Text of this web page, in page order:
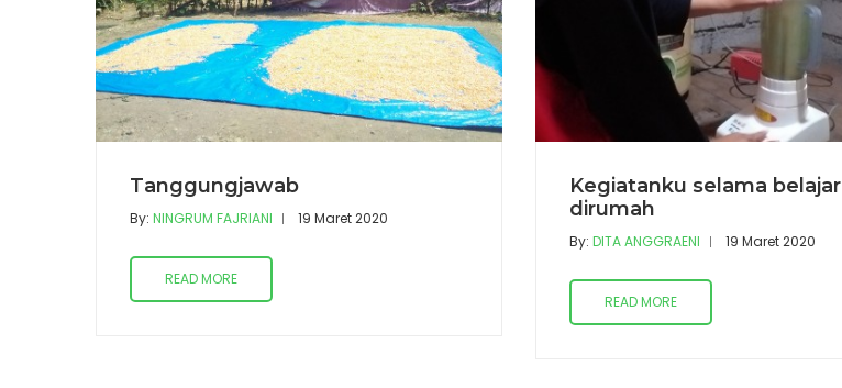
Tanggungjawab
By: NINGRUM FAJRIANI 19 Maret 2020
READ MORE
Kegiatanku selama belajar
dirumah
By: DITA ANGGRAENI 19 Maret 2020
READ MORE